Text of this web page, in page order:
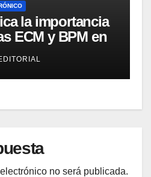
la importancia
ECM y BPM en
pacientes en
no será publicada.